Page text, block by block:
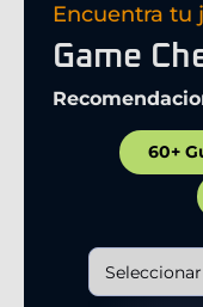
Encuentra tu
Game
60+